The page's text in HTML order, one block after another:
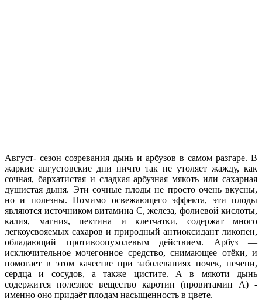
Август- сезон созревания дынь и арбузов в самом разгаре. В
жаркие августовские дни ничто так не утоляет жажду, как
сочная, бархатистая и сладкая арбузная мякоть или сахарная
душистая дыня. Эти сочные плоды не просто очень вкусны,
но и полезны. Помимо освежающего эффекта, эти плоды
являются источником витамина С, железа, фолиевой кислоты,
калия, магния, пектина и клетчатки, содержат много
легкоусвояемых сахаров и природный антиоксидант ликопен,
обладающий противоопухолевым действием. Арбуз —
исключительное мочегонное средство, снимающее отёки, и
помогает в этом качестве при заболеваниях почек, печени,
сердца и сосудов, а также цистите. А в мякоти дынь
содержится полезное вещество каротин (провитамин А) -
именно оно придаёт плодам насыщенность в цвете.